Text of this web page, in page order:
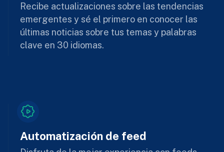
Recibe actualizaciones sobre las tendencias
emergentes y sé el primero en conocer las
últimas noticias sobre tus temas y palabras
clave en 30 idiomas.
Automatización de feed